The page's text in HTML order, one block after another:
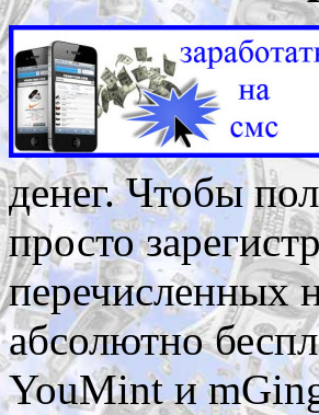
денег.Чтобы
просто
перечисленных
абсолютно
YouMint и